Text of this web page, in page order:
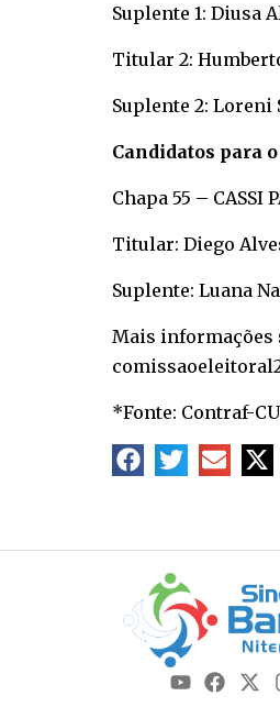
Suplente 1: Diusa
Titular 2:
Suplente 2: Loreni
Candidatos para
Chapa 55 – CASSI
Titular: Diego
Suplente: Luana
Mais informações
*Fonte: Contraf-